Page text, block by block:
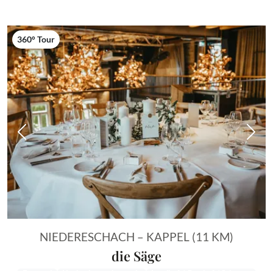
Vorheriges Bild
360° Tour
NIEDERESCHACH – KAPPEL (11 KM)
die Säge